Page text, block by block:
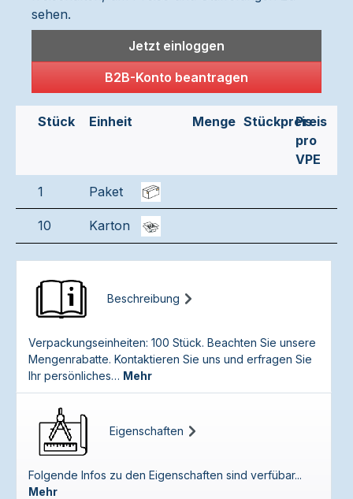
sehen.
Jetzt einloggen
B2B-Konto beantragen
Stück Einheit Menge StückpreisPreis
pro
VPE
1 Paket
10 Karton
Beschreibung
Verpackungseinheiten: 100 Stück. Beachten Sie unsere
Mengenrabatte. Kontaktieren Sie uns und erfragen Sie
Ihr persönliches… Mehr
Eigenschaften
Folgende Infos zu den Eigenschaften sind verfübar...
Mehr